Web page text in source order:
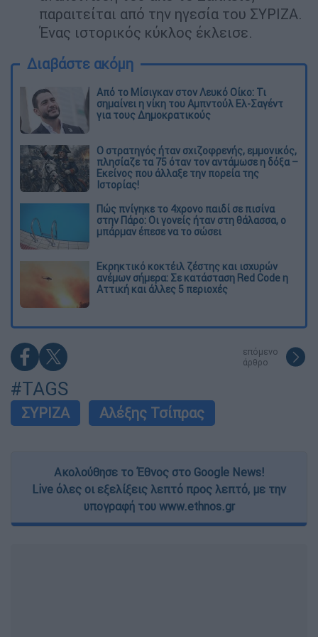
παραιτείται από την ηγεσία του ΣΥΡΙΖΑ.
Ένας ιστορικός κύκλος έκλεισε.
Διαβάστε ακόμη
Από το Μίσιγκαν στον Λευκό Οίκο: Τι
σημαίνει η νίκη του Αμπντούλ Ελ-Σαγέντ
για τους Δημοκρατικούς
O στρατηγός ήταν σχιζοφρενής, εμμονικός,
πλησίαζε τα 75 όταν τον αντάμωσε η δόξα –
Εκείνος που άλλαξε την πορεία της
Ιστορίας!
Πώς πνίγηκε το 4χρονο παιδί σε πισίνα
στην Πάρο: Οι γονείς ήταν στη θάλασσα, ο
μπάρμαν έπεσε να το σώσει
Εκρηκτικό κοκτέιλ ζέστης και ισχυρών
ανέμων σήμερα: Σε κατάσταση Red Code η
Αττική και άλλες 5 περιοχές
επόμενο
άρθρο
#TAGS
ΣΥΡΙΖΑ Αλέξης Τσίπρας
Ακολούθησε το Έθνος στο Google News!
Live όλες οι εξελίξεις λεπτό προς λεπτό, με την
υπογραφή του www.ethnos.gr